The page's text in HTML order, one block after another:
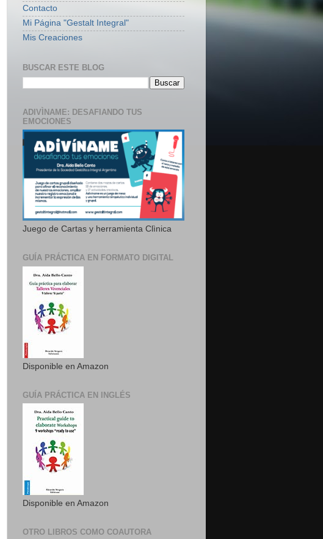
Contacto
Mi Página "Gestalt Integral"
Mis Creaciones
BUSCAR ESTE BLOG
ADIVÌNAME: DESAFIANDO TUS
EMOCIONES
Juego de Cartas y herramienta Clìnica
GUÍA PRÁCTICA EN FORMATO DIGITAL
Disponible en Amazon
GUÍA PRÁCTICA EN INGLÉS
Disponible en Amazon
OTRO LIBROS COMO COAUTORA